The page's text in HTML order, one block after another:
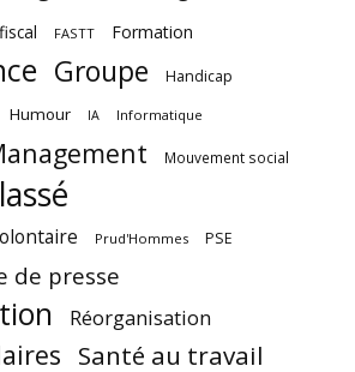
FASTT Formation
Groupe Handicap
Humour IA Informatique
Mouvement social
Prud'Hommes PSE
de presse
Réorganisation
Santé au travail